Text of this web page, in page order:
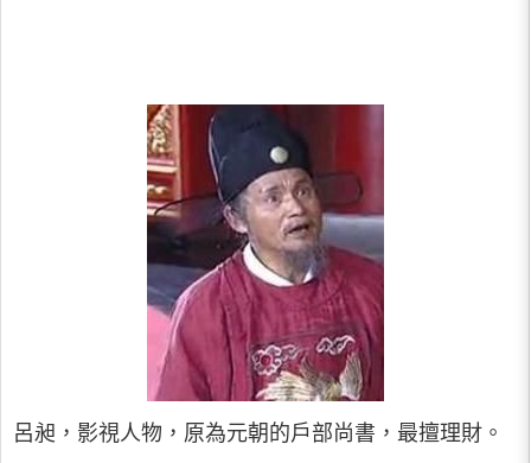
呂昶，影視人物，原為元朝的戶部尚書，最擅理財。